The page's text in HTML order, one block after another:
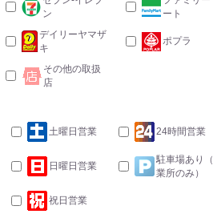
ン
ート
デイリーヤマザ
キ
ポプラ
その他の取扱
店
土曜日営業 24時間営業
日曜日営業
駐車場あり
業所のみ）
祝日営業